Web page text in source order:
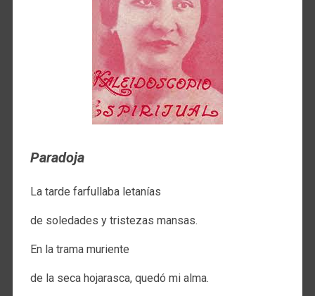
Paradoja
La tarde farfullaba letanías
de soledades y tristezas mansas.
En la trama muriente
de la seca hojarasca, quedó mi alma.